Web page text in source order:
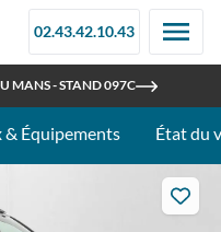
02.43.42.10.43
MANS - STAND 097C
& Équipements État du